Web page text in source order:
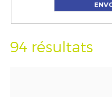
94 résultats